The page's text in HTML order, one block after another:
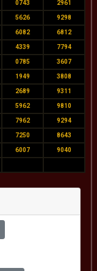
0743 2961
5626 9298
6082 6812
4339 7794
0785 3607
1949 3808
2689 9311
5962 9810
7962 9294
7250 8643
6007 9040